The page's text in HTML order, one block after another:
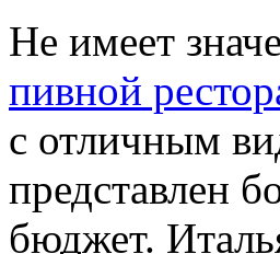
Не имеет
пивной
с отличным
представлен
бюджет.